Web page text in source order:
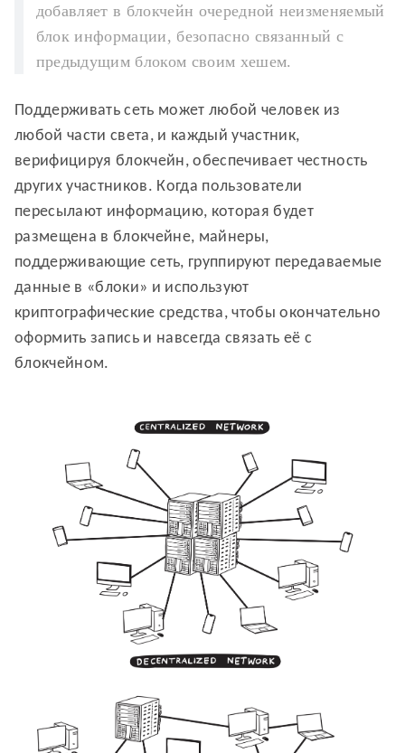
добавляет в блокчейн очередной неизменяемый
блок информации, безопасно связанный с
предыдущим блоком своим хешем.
Поддерживать сеть может любой человек из
любой части света, и каждый участник,
верифицируя блокчейн, обеспечивает честность
других участников. Когда пользователи
пересылают информацию, которая будет
размещена в блокчейне, майнеры,
поддерживающие сеть, группируют передаваемые
данные в «блоки» и используют
криптографические средства, чтобы окончательно
оформить запись и навсегда связать её с
блокчейном.